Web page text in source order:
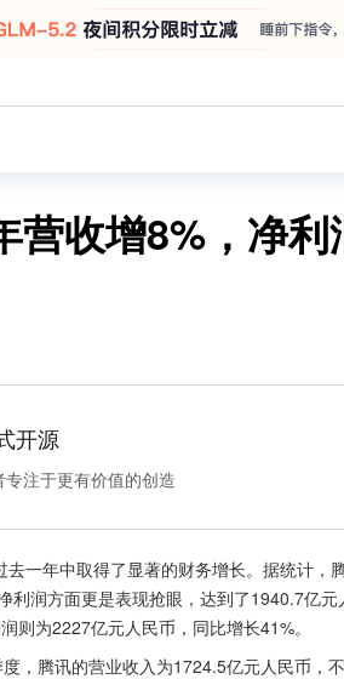
营收增8%，净利
开源
注于更有价值的创造
一年中取得了显著的财务增长。据统计，
润方面更是表现抢眼，达到了1940.7亿元
则为2227亿元人民币，同比增长41%。
，腾讯的营业收入为1724.5亿元人民币，